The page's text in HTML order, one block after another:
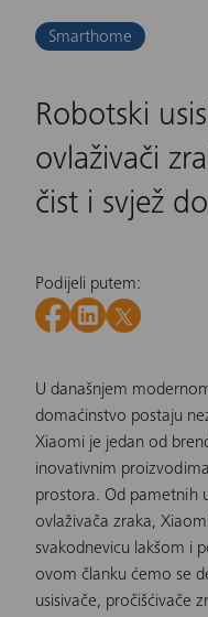
Smarthome
Robotski
ovlaživači
čist i svjež
Podijeli putem:
U današnjem
domaćinstvo postaju
Xiaomi je jedan od
inovativnim
prostora. Od pametnih
ovlaživača zraka,
svakodnevicu lakšom i
ovom članku ćemo se
usisivače, pročišćivače